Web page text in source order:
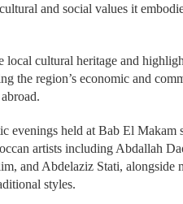
and social values it
local cultural heritage and
the region’s economic and
evenings held at Bab El Makam
artists including Abdallah
and Abdelaziz Stati, alongside
styles.